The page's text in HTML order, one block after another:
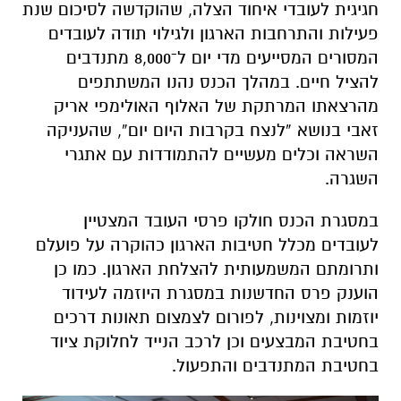
חגיגית לעובדי איחוד הצלה, שהוקדשה לסיכום שנת
פעילות והתרחבות הארגון ולגילוי תודה לעובדים
המסורים המסייעים מדי יום ל־8,000 מתנדבים
להציל חיים. במהלך הכנס נהנו המשתתפים
מהרצאתו המרתקת של האלוף האולימפי אריק
זאבי בנושא “לנצח בקרבות היום יום”, שהעניקה
השראה וכלים מעשיים להתמודדות עם אתגרי
השגרה.
במסגרת הכנס חולקו פרסי העובד המצטיין
לעובדים מכלל חטיבות הארגון כהוקרה על פועלם
ותרומתם המשמעותית להצלחת הארגון. כמו כן
הוענק פרס החדשנות במסגרת היוזמה לעידוד
יוזמות ומצוינות, לפורום לצמצום תאונות דרכים
בחטיבת המבצעים וכן לרכב הנייד לחלוקת ציוד
בחטיבת המתנדבים והתפעול.